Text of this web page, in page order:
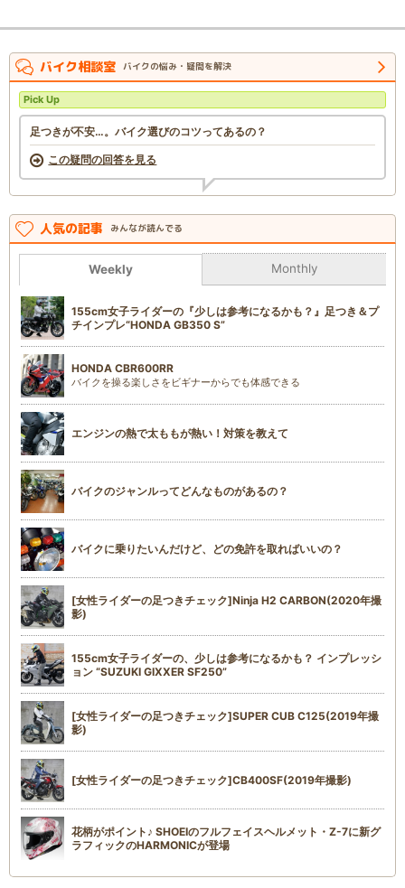
バイク相談室 バイクの悩み・疑問を解決
Pick Up
足つきが不安…。バイク選びのコツってあるの？
この疑問の回答を見る
人気の記事 みんなが読んでる
Weekly Monthly
155cm女子ライダーの『少しは参考になるかも？』足つき＆プ
チインプレ“HONDA GB350 S”
HONDA CBR600RR
バイクを操る楽しさをビギナーからでも体感できる
エンジンの熱で太ももが熱い！対策を教えて
バイクのジャンルってどんなものがあるの？
バイクに乗りたいんだけど、どの免許を取ればいいの？
[女性ライダーの足つきチェック]Ninja H2 CARBON(2020年撮
影)
155cm女子ライダーの、少しは参考になるかも？ インプレッシ
ョン “SUZUKI GIXXER SF250”
[女性ライダーの足つきチェック]SUPER CUB C125(2019年撮
影)
[女性ライダーの足つきチェック]CB400SF(2019年撮影)
花柄がポイント♪ SHOEIのフルフェイスヘルメット・Z-7に新グ
ラフィックのHARMONICが登場